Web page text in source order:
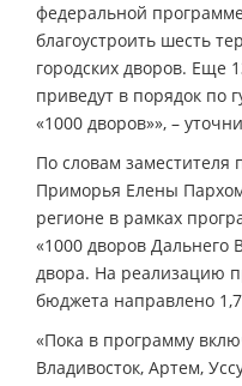
федеральной
благоустроить шесть
городских дворов. Еще
приведут в порядок по
«1000 дворов»», –
По словам заместителя
Приморья Елены
регионе в рамках
«1000 дворов Дальнего
двора. На реализацию
бюджета направлено
«Пока в программу
Владивосток, Артем,